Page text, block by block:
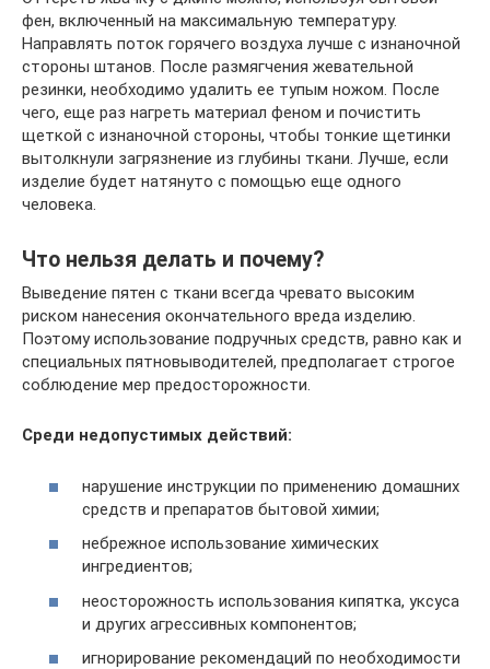
фен, включенный на максимальную температуру.
Направлять поток горячего воздуха лучше с изнаночной
стороны штанов. После размягчения жевательной
резинки, необходимо удалить ее тупым ножом. После
чего, еще раз нагреть материал феном и почистить
щеткой с изнаночной стороны, чтобы тонкие щетинки
вытолкнули загрязнение из глубины ткани. Лучше, если
изделие будет натянуто с помощью еще одного
человека.
Что нельзя делать и почему?
Выведение пятен с ткани всегда чревато высоким
риском нанесения окончательного вреда изделию.
Поэтому использование подручных средств, равно как и
специальных пятновыводителей, предполагает строгое
соблюдение мер предосторожности.
Среди недопустимых действий:
нарушение инструкции по применению домашних
средств и препаратов бытовой химии;
небрежное использование химических
ингредиентов;
неосторожность использования кипятка, уксуса
и других агрессивных компонентов;
игнорирование рекомендаций по необходимости